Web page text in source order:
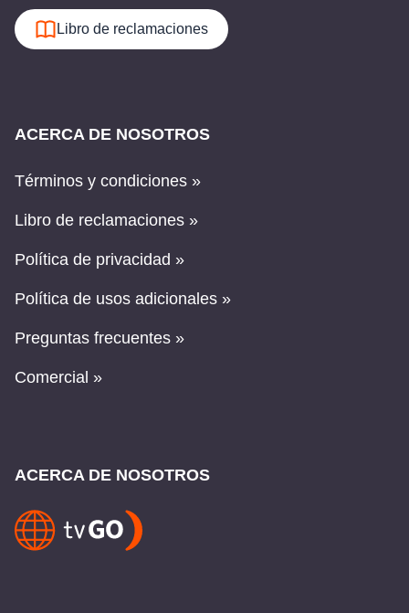
Libro de reclamaciones
ACERCA DE NOSOTROS
Términos y condiciones »
Libro de reclamaciones »
Política de privacidad »
Política de usos adicionales »
Preguntas frecuentes »
Comercial »
ACERCA DE NOSOTROS